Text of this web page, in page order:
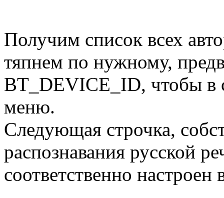
Получим список всех
тяпнем по нужному,
BT_DEVICE_ID, чтобы в
меню.
Следующая строчка,
распознавания русской
соответственно